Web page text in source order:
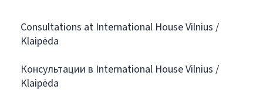
Consultations at International House Vilnius /
Klaipėda
Консультации в International House Vilnius /
Klaipėda